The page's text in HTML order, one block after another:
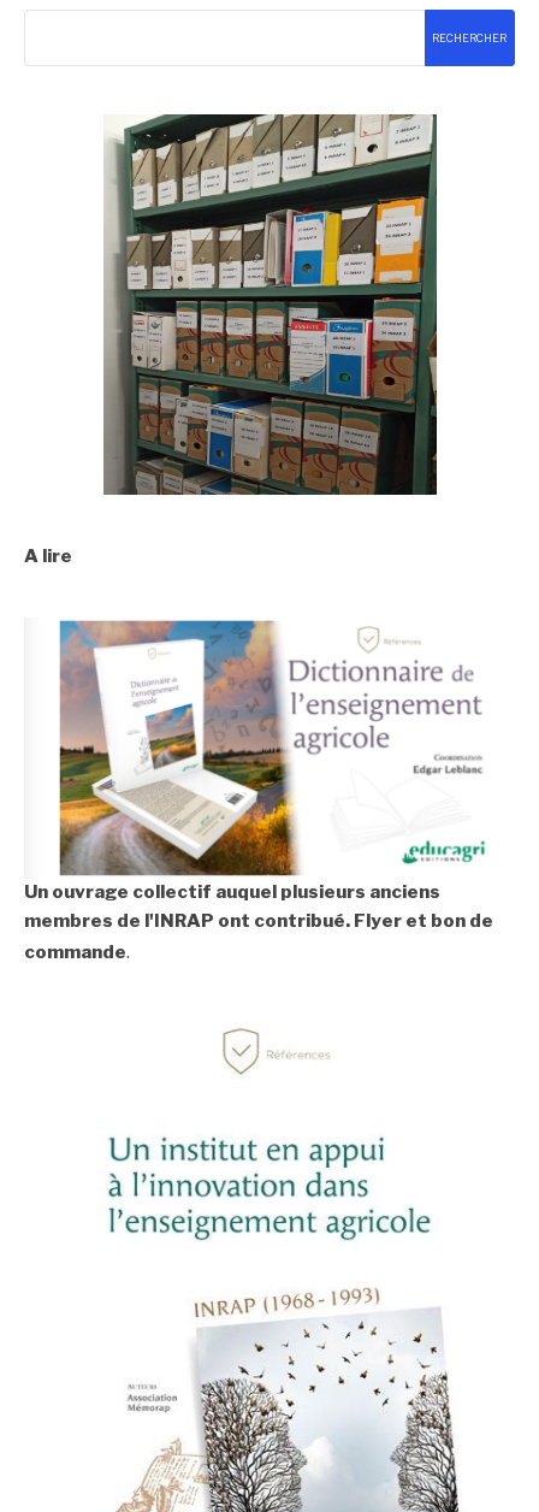
RECHERCHER
A lire
Un ouvrage collectif auquel plusieurs anciens
membres de l'INRAP ont contribué. Flyer et bon de
commande.